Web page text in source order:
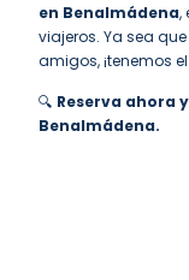
en Benalmádena,
viajeros. Ya sea
amigos, ¡tenemos
🔍 Reserva ahora
Benalmádena.